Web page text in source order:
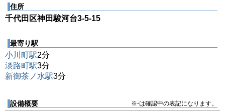
住所
千代田区神田駿河台3-5-15
最寄り駅
小川町駅2分
淡路町駅3分
新御茶ノ水駅3分
設備概要 ※-は確認中の表記になります。